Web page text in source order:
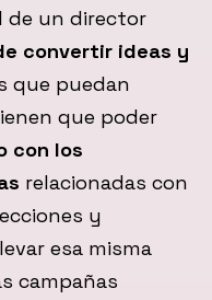
de un director
convertir ideas y
que puedan
que poder
con los
relacionadas con
y
esa misma
campañas